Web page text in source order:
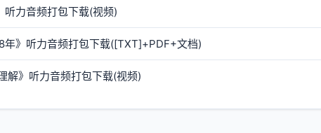
听力音频打包下载(视频)
年》听力音频打包下载([TXT]+PDF+文档)
解》听力音频打包下载(视频)